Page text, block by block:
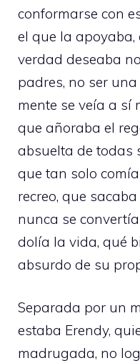
conformarse con
el que la apoyaba,
verdad deseaba
padres, no ser
mente se veía a sí
que añoraba el
absuelta de todas
que tan solo
recreo, que
nunca se
dolía la vida, qué
absurdo de su
Separada por un
estaba Erendy,
madrugada, no